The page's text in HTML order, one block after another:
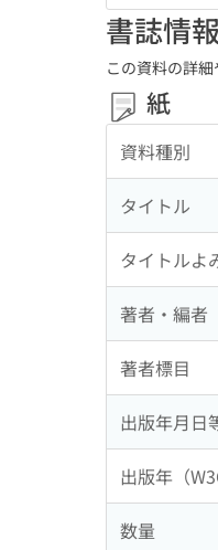
書誌情報
この資料の詳
紙
資料種別
タイトル
タイトルよ
著者・編者
著者標目
出版年月日
出版年（
数量